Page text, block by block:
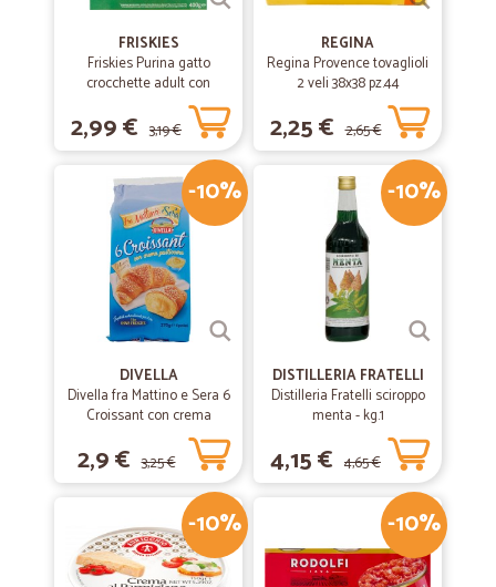
FRISKIES
Friskies Purina gatto
crocchette adult con
coniglio, pollo e verdure
scatola gr.400
2,99 € 3,19 €
REGINA
Regina Provence tovaglioli
2 veli 38x38 pz.44
2,25 € 2,65 €
-10%
DIVELLA
Divella fra Mattino e Sera 6
Croissant con crema
pasticcera 270 gr.
2,9 € 3,25 €
-10%
DISTILLERIA FRATELLI
Distilleria Fratelli sciroppo
menta - kg.1
4,15 € 4,65 €
-10% -10%